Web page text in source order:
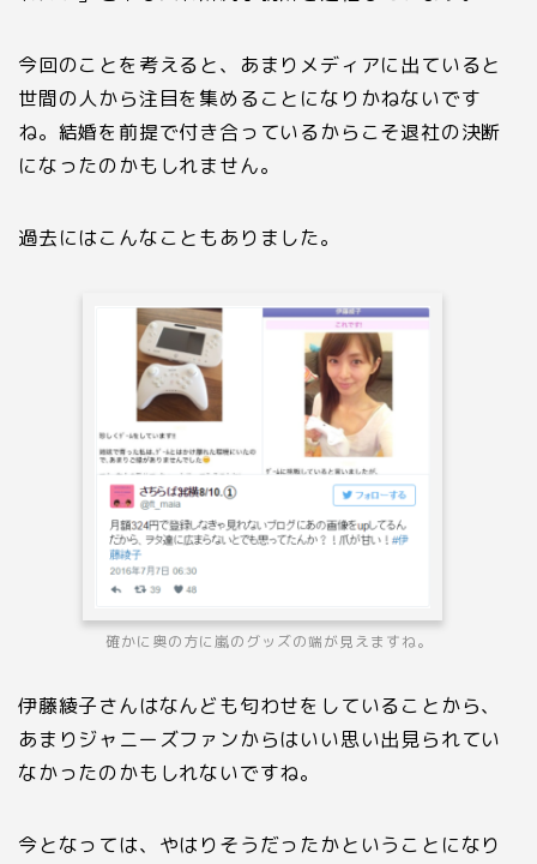
今回のことを考えると、あまりメディアに出ていると
世間の人から注目を集めることになりかねないです
ね。結婚を前提で付き合っているからこそ退社の決断
になったのかもしれません。
過去にはこんなこともありました。
確かに奥の方に嵐のグッズの端が見えますね。
伊藤綾子さんはなんども匂わせをしていることから、
あまりジャニーズファンからはいい思い出見られてい
なかったのかもしれないですね。
今となっては、やはりそうだったかということになり